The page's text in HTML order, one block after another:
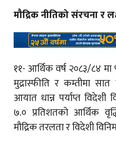
मौद्रिक नीतिको संरचना र
११- आर्थिक वर्ष २०८३/८४ मा
मुद्रास्फीति र कम्तीमा
आयात धान्न पर्याप्त विदेशी
७.० प्रतिशतको आर्थिक
मौद्रिक तरलता र विदेशी